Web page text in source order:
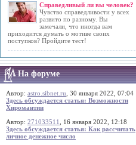
Справедливый ли вы человек?
Чувство справедливости у всех
развито по разному. Вы
замечали, что иногда вам
приходится думать о мотиве своих
поступков? Пройдите тест!
На форуме
Автор: astro.sibnet.ru , 30 января 2022, 07:04
Здесь обсуждается статья: Возможности
Хиромантии
Автор: 271033511
, 16 января 2022, 12:18
Здесь обсуждается статья: Как рассчитать
личное денежное число